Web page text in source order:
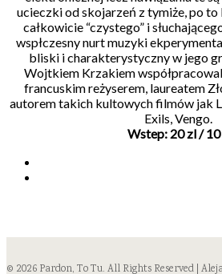
ucieczki od skojarzeń z tymiże, po to
całkowicie “czystego” i
wspłczesny nurt muzyki
bliski i charakterystyczny w jego
Wojtkiem Krzakiem
francuskim reżyserem, laureatem
autorem takich kultowych filmów jak
Exils, Vengo.
Wstep: 20 zl /
© 2026 Pardon, To Tu. All Rights Reserved |